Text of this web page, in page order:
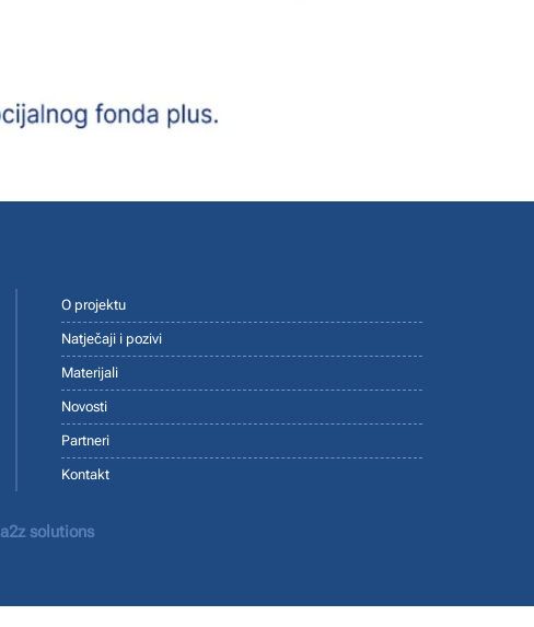
O projektu
Natječaji i pozivi
Materijali
Novosti
Partneri
Kontakt
a2z solutions